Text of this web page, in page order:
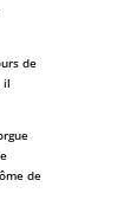
de
il
de